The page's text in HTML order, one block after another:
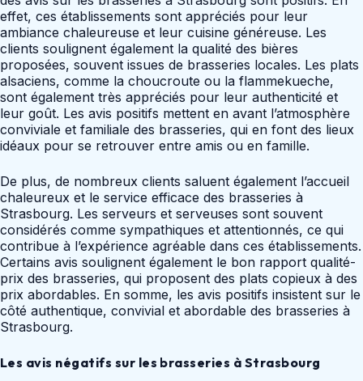
effet, ces établissements sont appréciés pour leur
ambiance chaleureuse et leur cuisine généreuse. Les
clients soulignent également la qualité des bières
proposées, souvent issues de brasseries locales. Les plats
alsaciens, comme la choucroute ou la flammekueche,
sont également très appréciés pour leur authenticité et
leur goût. Les avis positifs mettent en avant l’atmosphère
conviviale et familiale des brasseries, qui en font des lieux
idéaux pour se retrouver entre amis ou en famille.
De plus, de nombreux clients saluent également l’accueil
chaleureux et le service efficace des brasseries à
Strasbourg. Les serveurs et serveuses sont souvent
considérés comme sympathiques et attentionnés, ce qui
contribue à l’expérience agréable dans ces établissements.
Certains avis soulignent également le bon rapport qualité-
prix des brasseries, qui proposent des plats copieux à des
prix abordables. En somme, les avis positifs insistent sur le
côté authentique, convivial et abordable des brasseries à
Strasbourg.
Les avis négatifs sur les brasseries à Strasbourg